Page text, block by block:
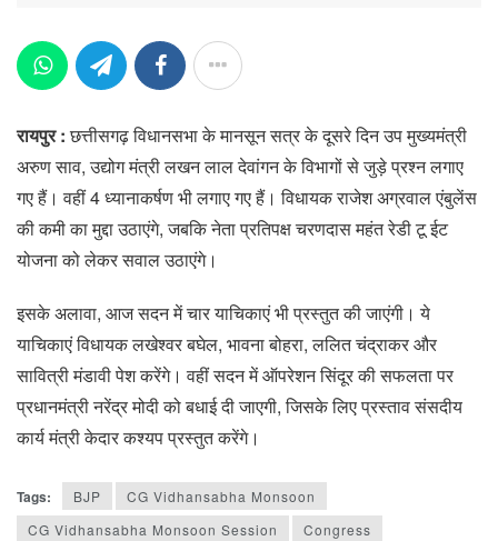
रायपुर :छत्तीसगढ़ विधानसभा के मानसून सत्र के दूसरे दिन उप मुख्यमंत्री
अरुण साव, उद्योग मंत्री लखन लाल देवांगन के विभागों से जुड़े प्रश्न लगाए
गए हैं। वहीं 4 ध्यानाकर्षण भी लगाए गए हैं। विधायक राजेश अग्रवाल एंबुलेंस
की कमी का मुद्दा उठाएंगे, जबकि नेता प्रतिपक्ष चरणदास महंत रेडी टू ईट
योजना को लेकर सवाल उठाएंगे।
इसके अलावा, आज सदन में चार याचिकाएं भी प्रस्तुत की जाएंगी। ये
याचिकाएं विधायक लखेश्वर बघेल, भावना बोहरा, ललित चंद्राकर और
सावित्री मंडावी पेश करेंगे। वहीं सदन में ऑपरेशन सिंदूर की सफलता पर
प्रधानमंत्री नरेंद्र मोदी को बधाई दी जाएगी, जिसके लिए प्रस्ताव संसदीय
कार्य मंत्री केदार कश्यप प्रस्तुत करेंगे।
Tags: BJP
CG Vidhansabha Monsoon
CG Vidhansabha Monsoon Session
Congress